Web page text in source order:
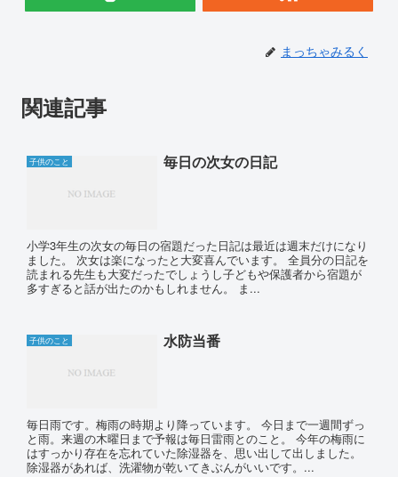
まっちゃみるく
関連記事
子供のこと 毎日の次女の日記
小学3年生の次女の毎日の宿題だった日記は最近は週末だけになり
ました。 次女は楽になったと大変喜んでいます。 全員分の日記を
読まれる先生も大変だったでしょうし子どもや保護者から宿題が
多すぎると話が出たのかもしれません。 ま...
子供のこと 水防当番
毎日雨です。梅雨の時期より降っています。 今日まで一週間ずっ
と雨。来週の木曜日まで予報は毎日雷雨とのこと。 今年の梅雨に
はすっかり存在を忘れていた除湿器を、思い出して出しました。
除湿器があれば、洗濯物が乾いてきぶんがいいです。...